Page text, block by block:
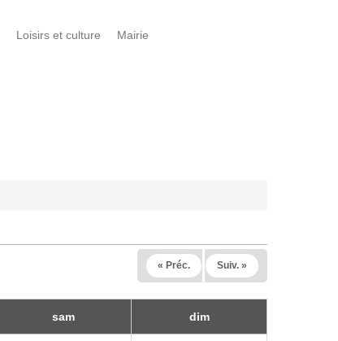
Loisirs et culture Mairie
« Préc. Suiv. »
sam dim